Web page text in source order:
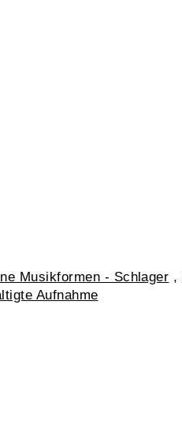
Musikformen - Schlager ,
Aufnahme